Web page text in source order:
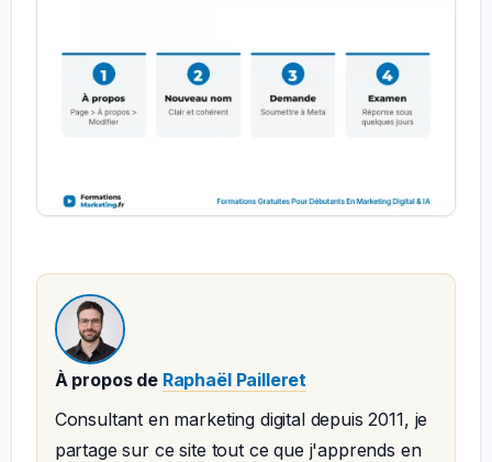
À propos de Raphaël Pailleret
Consultant en marketing digital depuis 2011, je
partage sur ce site tout ce que j'apprends en